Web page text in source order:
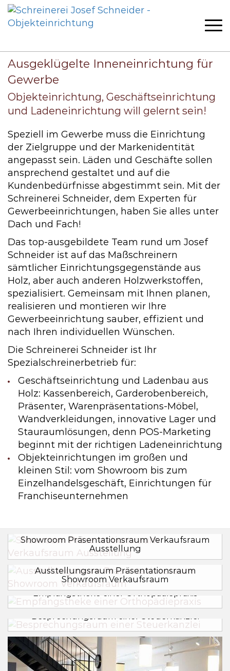
Home
Gewerbeobjekte
Objekteinrichtung
Ausgeklügelte Inneneinrichtung für
Gewerbe
Objekteinrichtung, Geschäftseinrichtung
und Ladeneinrichtung will gelernt sein!
Speziell im Gewerbe muss die Einrichtung
der Zielgruppe und der Markenidentität
angepasst sein. Läden und Geschäfte sollen
ansprechend gestaltet und auf die
Kundenbedürfnisse abgestimmt sein. Mit der
Schreinerei Schneider, dem Experten für
Gewerbeeinrichtungen, haben Sie alles unter
Dach und Fach!
Das top-ausgebildete Team rund um Josef
Schneider ist auf das Maßschreinern
sämtlicher Einrichtungsgegenstände aus
Holz, aber auch anderen Holzwerkstoffen,
spezialisiert. Gemeinsam mit Ihnen planen,
realisieren und montieren wir Ihre
Gewerbeeinrichtung sauber, effizient und
nach Ihren individuellen Wünschen.
Die Schreinerei Schneider ist Ihr
Spezialschreinerbetrieb für:
Geschäftseinrichtung und Ladenbau aus
Holz: Kassenbereich, Garderobenbereich,
Präsenter, Warenpräsentations-Möbel,
Wandverkleidungen, innovative Lager und
Stauraumlösungen, denn POS-Marketing
beginnt mit der richtigen Ladeneinrichtung
Objekteinrichtungen im großen und
kleinen Stil: vom Showroom bis zum
Einzelhandelsgeschäft, Einrichtungen für
Franchiseunternehmen
Showroom Präsentationsraum Verkaufsraum
Ausstellung
Ausstellungsraum Präsentationsraum
Showroom Verkaufsraum
Empfangstheke einer Orthopädiepraxis